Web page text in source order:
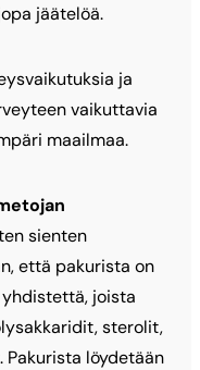
jäätelöä.
ja
vaikuttavia
maailmaa.
sienten
että pakurista on
joista
sterolit,
löydetään